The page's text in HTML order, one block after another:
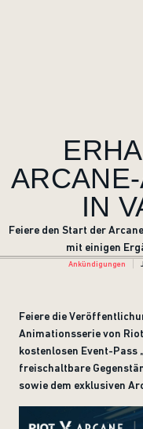
IN
Feiere den Start der
mit einigen
Ankündigungen
Feiere die
Animationsserie von
kostenlosen Event-Pass
freischaltbare
sowie dem exklusiven